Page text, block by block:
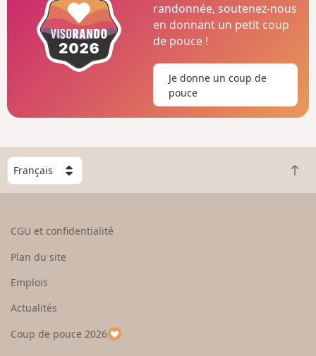
randonnée, soutenez-nous
en donnant un petit coup
de pouce !
Je donne un coup de
pouce
C
o
e
u
p
R
e
CGU et confidentialité
Plan du site
Emplois
Actualités
Coup de pouce 2026